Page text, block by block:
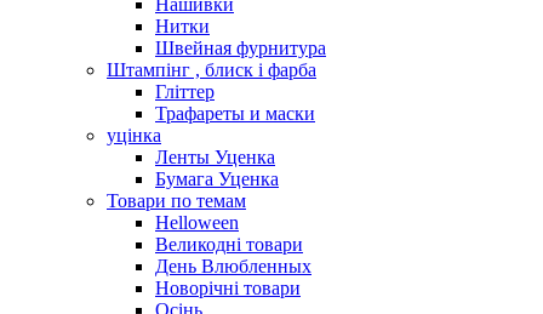
Нашивки
Нитки
Швейная фурнитура
Штампінг , блиск і фарба
Гліттер
Трафареты и маски
уцінка
Ленты Уценка
Бумага Уценка
Товари по темам
Helloween
Великодні товари
День Влюбленных
Новорічні товари
Осінь